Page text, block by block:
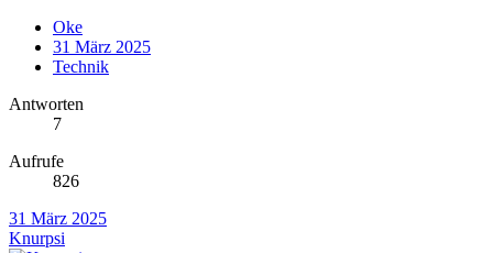
Oke
31 März 2025
Technik
Antworten
7
Aufrufe
826
31 März 2025
Knurpsi